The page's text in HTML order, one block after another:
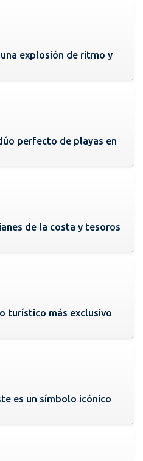
explosión de ritmo y
perfecto de playas en
de la costa y tesoros
turístico más exclusivo
es un símbolo icónico